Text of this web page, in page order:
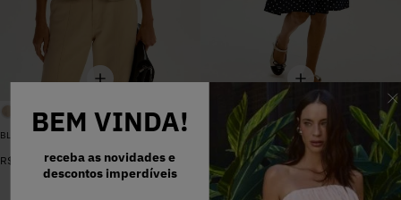
BEM VINDA!
receba as novidades e
descontos imperdíveis
BLUSA SARJA LARA PEROLA
R$ 00
VESTIDO MADALENA AZUL MARINHO DOT
R$ 398,00
159,20